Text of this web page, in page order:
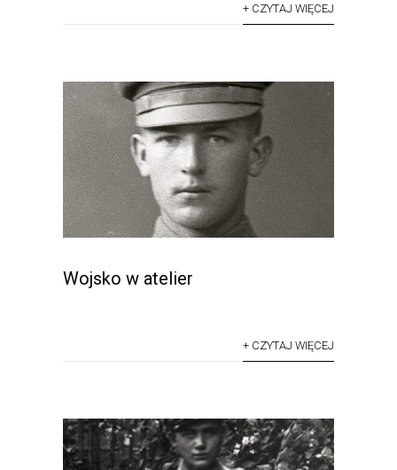
+ CZYTAJ WIĘCEJ
Wojsko w atelier
+ CZYTAJ WIĘCEJ